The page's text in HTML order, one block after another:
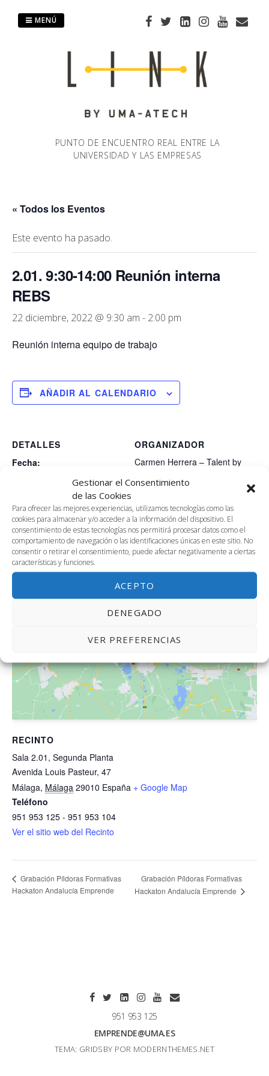
Gestionar el Consentimiento
de las Cookies
Para ofrecer las mejores experiencias, utilizamos tecnologías como las
cookies para almacenar y/o acceder a la información del dispositivo. El
consentimiento de estas tecnologías nos permitirá procesar datos como el
comportamiento de navegación o las identificaciones únicas en este sitio. No
consentir o retirar el consentimiento, puede afectar negativamente a ciertas
características y funciones.
ACEPTO
DENEGADO
VER PREFERENCIAS
PUNTO DE ENCUENTRO REAL ENTRE LA
UNIVERSIDAD Y LAS EMPRESAS
MENÚ
« Todos los Eventos
Este evento ha pasado.
2.01. 9:30-14:00 Reunión interna
REBS
22 diciembre, 2022 @ 9:30 am - 2:00 pm
Reunión interna equipo de trabajo
AÑADIR AL CALENDARIO
DETALLES
Fecha:
22 diciembre, 2022
9:30 am - 2:00 pm
ORGANIZADOR
Carmen Herrera – Talent by
Correo electrónico
carmenherrera@rebs-
edu.com
RECINTO
Sala 2.01, Segunda Planta
Avenida Louis Pasteur, 47
Málaga, Málaga 29010 España + Google Map
Teléfono
951 953 125 - 951 953 104
Ver el sitio web del Recinto
Haz clic para aceptar cookies de
contenido
Grabación Píldoras Formativas
Hackaton Andalucía Emprende
Grabación Píldoras Formativas
Hackaton Andalucía Emprende
951 953 125
EMPRENDE@UMA.ES
TEMA: GRIDSBY POR MODERNTHEMES.NET